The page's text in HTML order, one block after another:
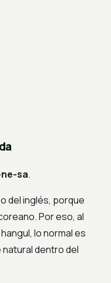
sa.
del inglés, porque
Por eso, al
lo normal es
dentro del